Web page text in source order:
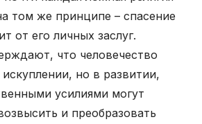
том же принципе – спасение
от его личных заслуг.
что человечество
но в развитии,
усилиями могут
и преобразовать